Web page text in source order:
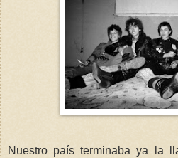
Nuestro país terminaba ya la